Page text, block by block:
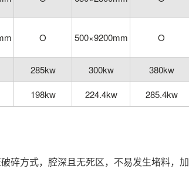
O 500×9200mm O
285kw 300kw
380kw
198kw 224.4kw 285.4kw
碎方式，腔深且无死区，不易发生堵料，加